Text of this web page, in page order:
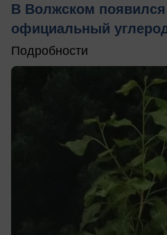
В Волжском
официальный
Подробности